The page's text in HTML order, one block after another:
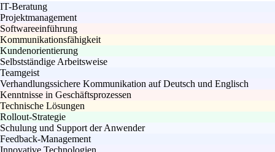
IT-Beratung
Projektmanagement
Softwareeinführung
Kommunikationsfähigkeit
Kundenorientierung
Selbstständige Arbeitsweise
Teamgeist
Verhandlungssichere Kommunikation auf Deutsch und Englisch
Kenntnisse in Geschäftsprozessen
Technische Lösungen
Rollout-Strategie
Schulung und Support der Anwender
Feedback-Management
Innovative Technologien